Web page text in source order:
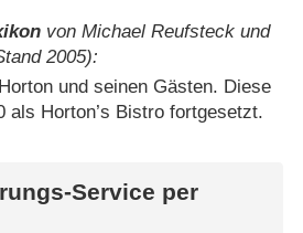
von Michael Reufsteck und
2005):
und seinen Gästen. Diese
als Horton’s Bistro fortgesetzt.
Service per